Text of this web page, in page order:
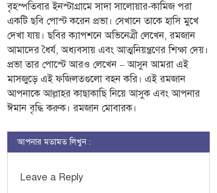
বৃহস্পতিবার ইনস্টাগ্রামে সাদা সালোয়ার-কামিজ পরা
একটি ছবি পোস্ট করেন প্রভা। সেখানে তাকে হাসি মুখে
দেখা যায়। ছবির ক্যাপশনে অভিনেত্রী লেখেন, রমজান
আমাদের ধৈর্য,​ অধ্যবসায় এবং আত্মনিয়ন্ত্রণের শিক্ষা দেয়।
প্রভা তার পোস্টে আরও লেখেন – আসুন আমরা এই
মাসজুড়ে এই ফজিলতগুলো বহন করি। এই রমজান
আপনাকে আল্লাহর কাছাকাছি নিয়ে আসুক এবং আপনার
ঈমান বৃদ্ধি করুক। রমজান মোবারক।
আপনার মতামত লিখুন :
Leave a Reply